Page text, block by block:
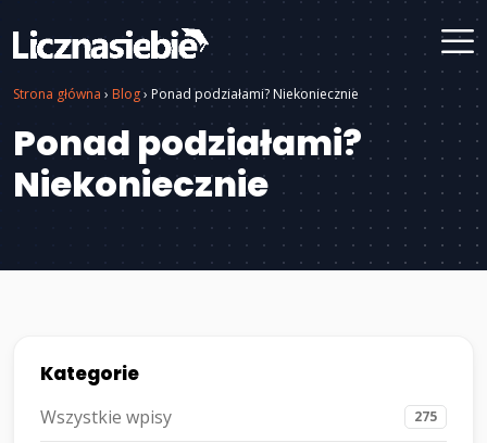
Strona główna › Blog› Ponad podziałami? Niekoniecznie
Ponad podziałami?
Niekoniecznie
Kategorie
Wszystkie wpisy 275